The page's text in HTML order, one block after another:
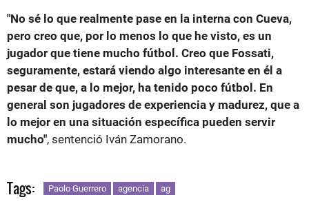
"No sé lo que realmente pase en la interna con Cueva,
pero creo que, por lo menos lo que he visto, es un
jugador que tiene mucho fútbol. Creo que Fossati,
seguramente, estará viendo algo interesante en él a
pesar de que, a lo mejor, ha tenido poco fútbol. En
general son jugadores de experiencia y madurez, que a
lo mejor en una situación específica pueden servir
mucho", sentenció Iván Zamorano.
Tags: Paolo Guerrero agencia ag